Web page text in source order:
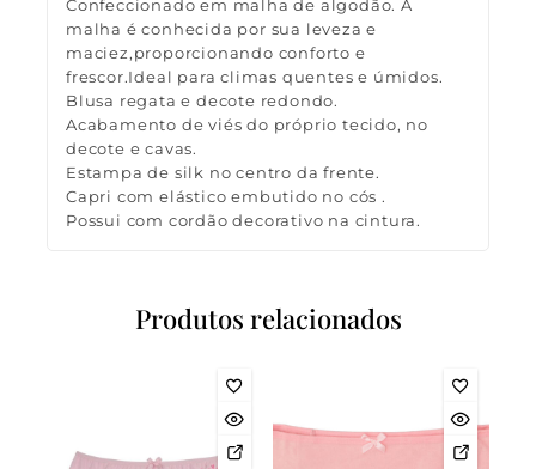
Confeccionado em malha de algodão. A
malha é conhecida por sua leveza e
maciez,proporcionando conforto e
frescor.Ideal para climas quentes e úmidos.
Blusa regata e decote redondo.
Acabamento de viés do próprio tecido, no
decote e cavas.
Estampa de silk no centro da frente.
Capri com elástico embutido no cós .
Possui com cordão decorativo na cintura.
Produtos relacionados